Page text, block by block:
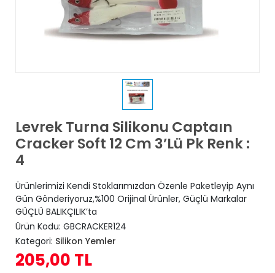
Levrek Turna Silikonu Captaın
Cracker Soft 12 Cm 3’Lü Pk Renk :
4
Ürünlerimizi Kendi Stoklarımızdan Özenle Paketleyip Aynı
Gün Gönderiyoruz,%100 Orijinal Ürünler, Güçlü Markalar
GÜÇLÜ BALIKÇILIK’ta
Ürün Kodu: GBCRACKER124
Kategori: Silikon Yemler
205,00 TL